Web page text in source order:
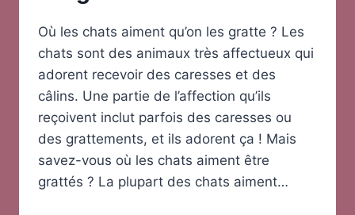
Où les chats aiment qu’on les gratte ? Les
chats sont des animaux très affectueux qui
adorent recevoir des caresses et des
câlins. Une partie de l’affection qu’ils
reçoivent inclut parfois des caresses ou
des grattements, et ils adorent ça ! Mais
savez-vous où les chats aiment être
grattés ? La plupart des chats aiment…